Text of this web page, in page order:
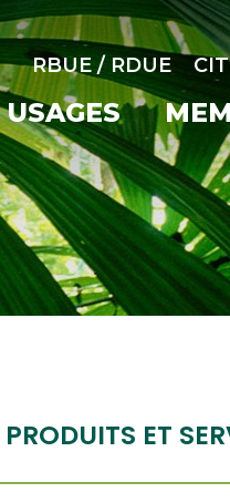
RBUE / RDUE
USAGES
PRODUITS ET